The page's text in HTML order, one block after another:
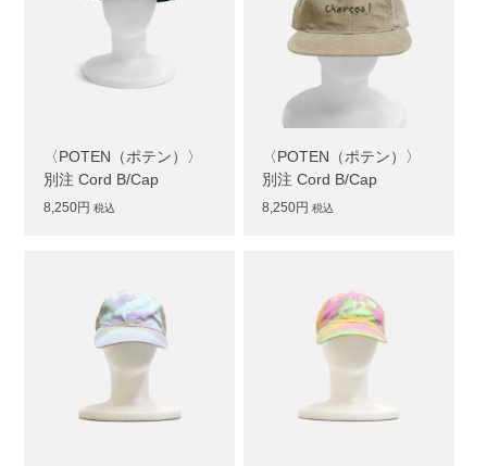
〈POTEN（ポテン）〉
別注 Cord B/Cap
8,250円 税込
〈POTEN（ポテン）〉
別注 Cord B/Cap
8,250円 税込